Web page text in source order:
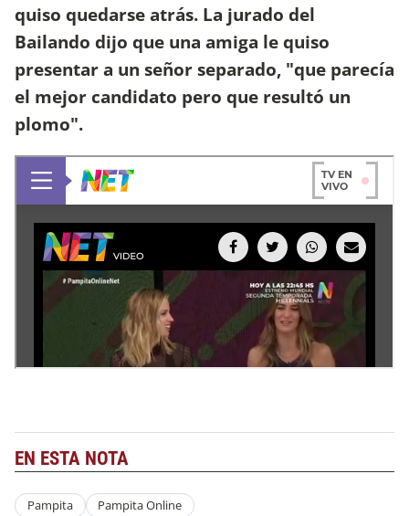
quiso quedarse atrás. La jurado del
Bailando dijo que una amiga le quiso
presentar a un señor separado, "que parecía
el mejor candidato pero que resultó un
plomo".
EN ESTA NOTA
Pampita Pampita Online